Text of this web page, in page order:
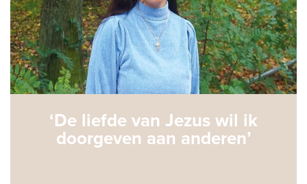
‘De liefde van Jezus wil ik
doorgeven aan anderen’